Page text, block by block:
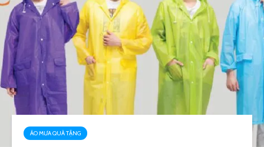
ÁO MƯA QUÀ TẶNG